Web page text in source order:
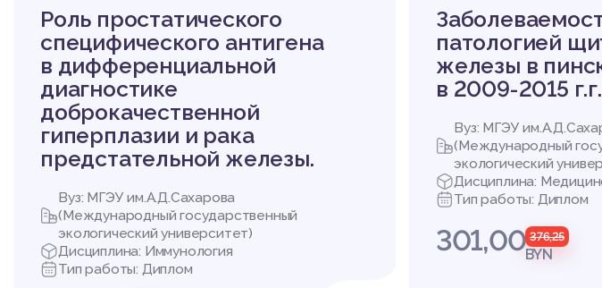
Роль простатического
специфического антигена
в дифференциальной
диагностике
доброкачественной
гиперплазии и рака
предстательной железы.
Вуз: МГЭУ им.А.Д.Сахарова
(Международный государственный
экологический университет)
Дисциплина: Иммунология
Тип работы: Диплом
патологией
железы в
в 2009-2015 г.г.
Вуз: МГЭУ
(Международный
экологический
Дисциплина:
Тип работы: Диплом
301,00 376,25
BYN